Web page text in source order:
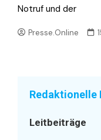
Notruf und der
Presse.Online
Redaktionelle
Leitbeiträge